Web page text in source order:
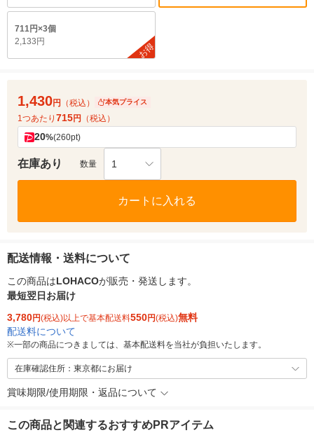
711円×3個
2,133円
お得
1,430円 （税込） 本気プライス
1つあたり 715円 （税込）
20%(260pt)
在庫あり 数量 1
カートに入れる
配送情報・送料について
この商品はLOHACOが販売・発送します。
最短翌日お届け
3,780円(税込)以上で基本配送料550円(税込)無料
配送料について
※一部の商品につきましては、基本配送料を当社が負担いたします。
在庫確認住所：東京都にお届け
賞味期限/使用期限・返品について
この商品と関連するおすすめPRアイテム